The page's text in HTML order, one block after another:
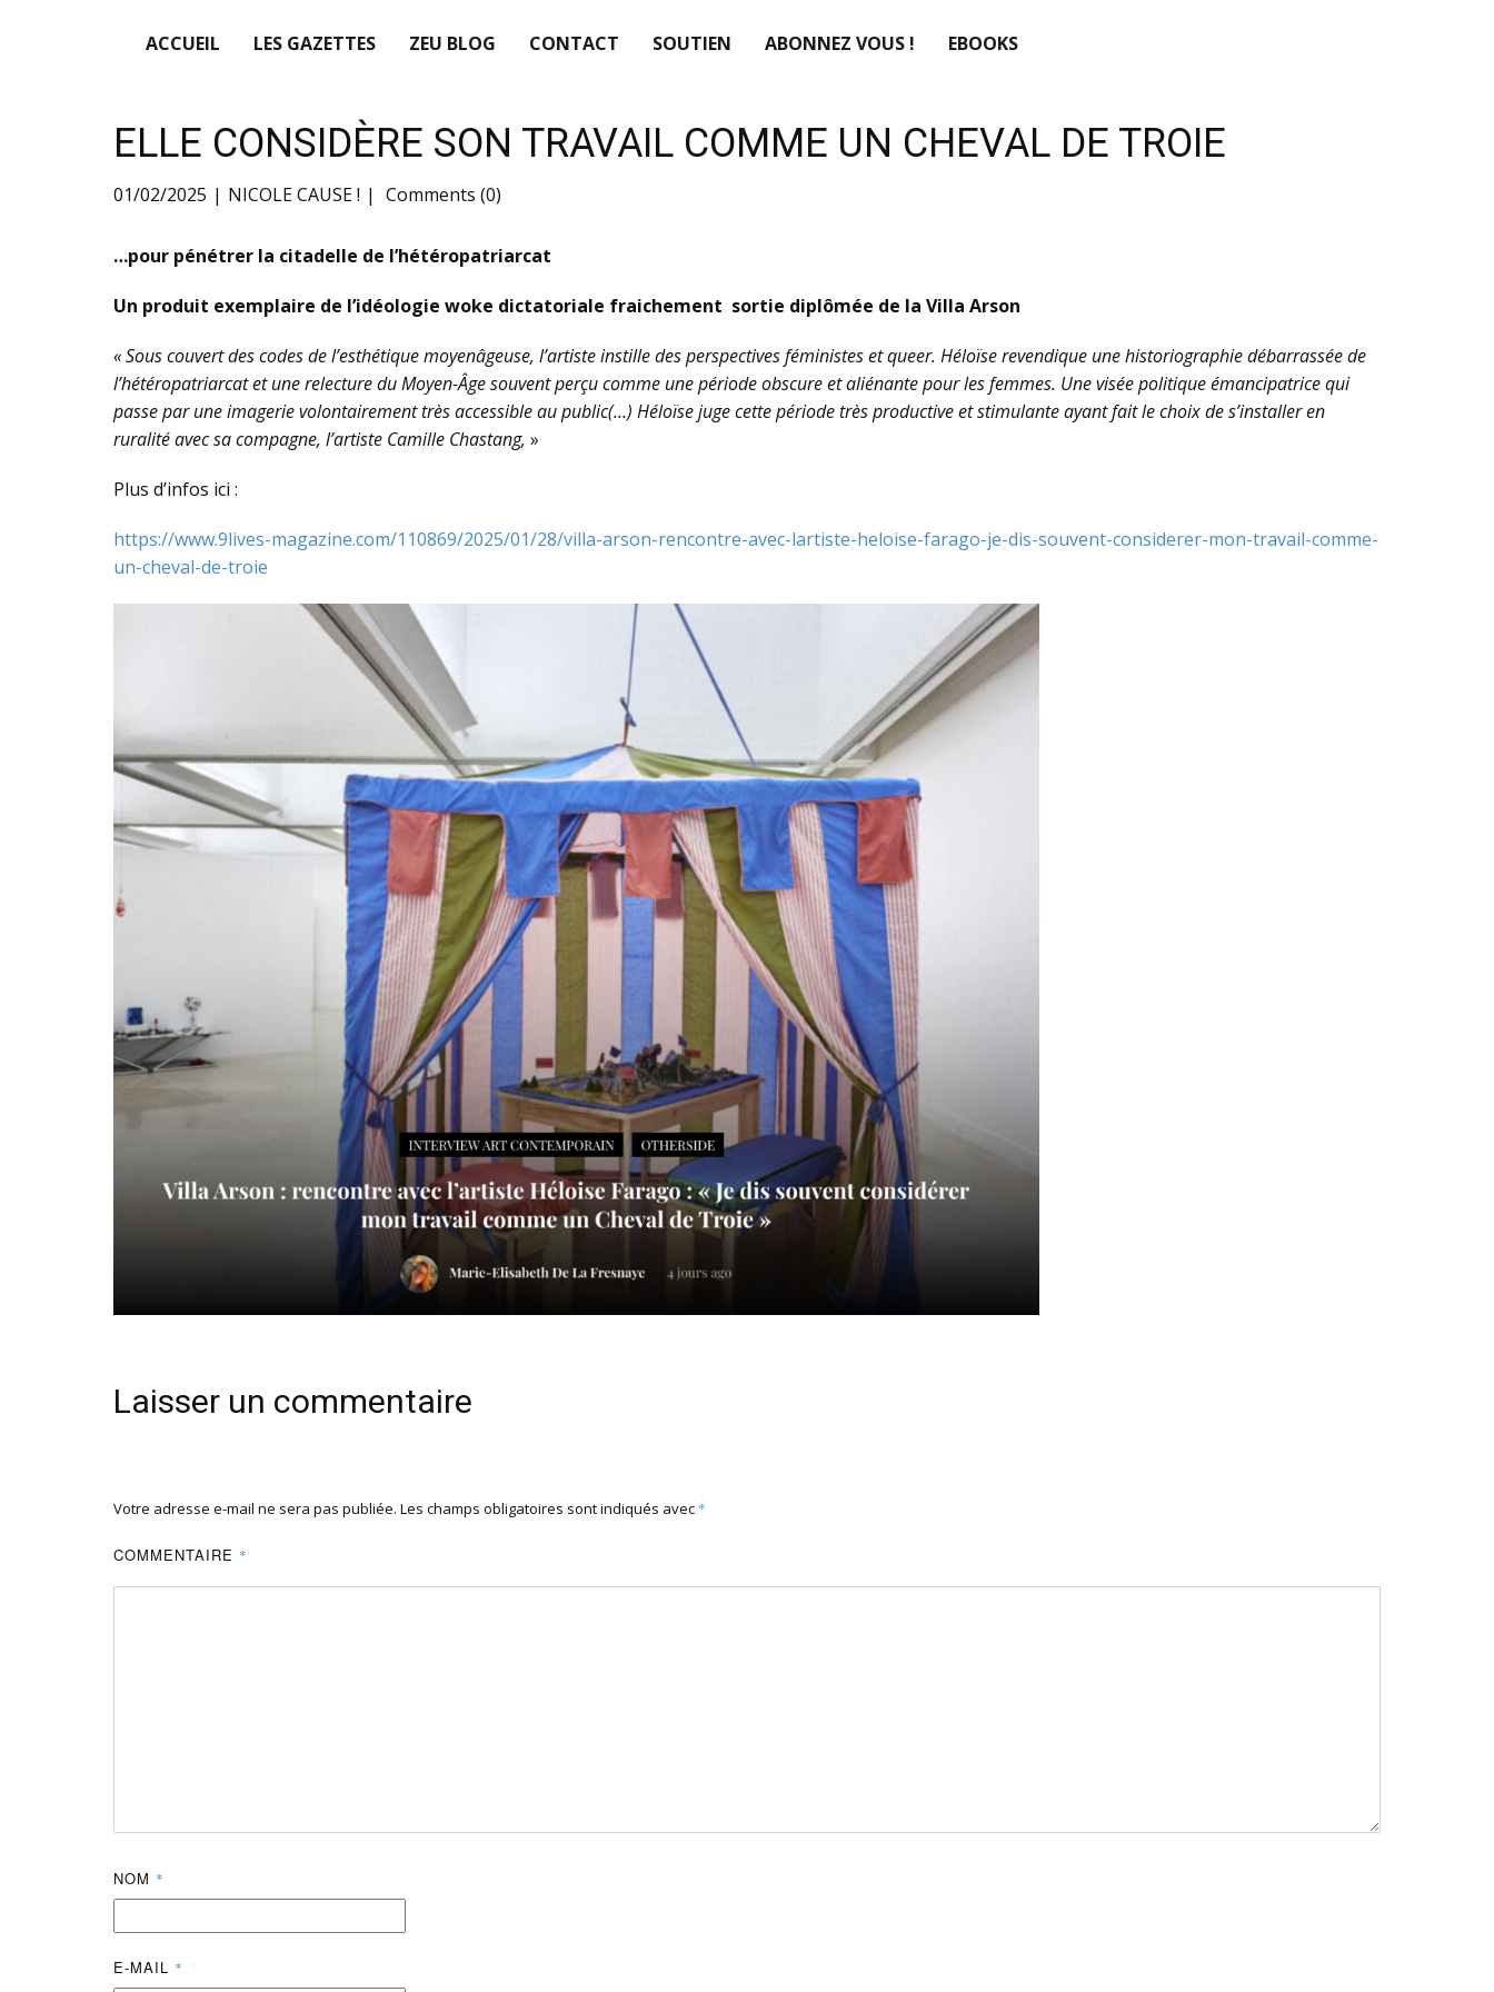
ACCUEIL LES GAZETTES ZEU BLOG CONTACT SOUTIEN ABONNEZ VOUS ! EBOOKS
ELLE CONSIDÈRE SON TRAVAIL COMME UN CHEVAL DE TROIE
01/02/2025 NICOLE CAUSE ! Comments (0)
…pour pénétrer la citadelle de l’hétéropatriarcat
Un produit exemplaire de l’idéologie woke dictatoriale fraichement sortie diplômée de la Villa Arson
« Sous couvert des codes de l’esthétique moyenâgeuse, l’artiste instille des perspectives féministes et queer. Héloïse revendique une historiographie débarrassée de
l’hétéropatriarcat et une relecture du Moyen-Âge souvent perçu comme une période obscure et aliénante pour les femmes. Une visée politique émancipatrice qui
passe par une imagerie volontairement très accessible au public(…) Héloïse juge cette période très productive et stimulante ayant fait le choix de s’installer en
ruralité avec sa compagne, l’artiste Camille Chastang, »
Plus d’infos ici :
https://www.9lives-magazine.com/110869/2025/01/28/villa-arson-rencontre-avec-lartiste-heloise-farago-je-dis-souvent-considerer-mon-travail-comme-
un-cheval-de-troie
Laisser un commentaire
Votre adresse e-mail ne sera pas publiée. Les champs obligatoires sont indiqués avec *
COMMENTAIRE *
NOM *
E-MAIL *